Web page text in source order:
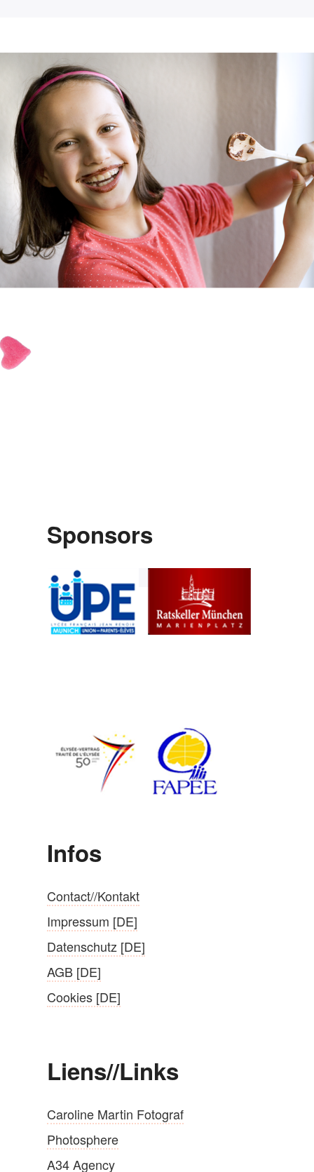
Sponsors
Infos
Contact//Kontakt
Impressum [DE]
Datenschutz [DE]
AGB [DE]
Cookies [DE]
Liens//Links
Caroline Martin Fotograf
Photosphere
A34 Agency